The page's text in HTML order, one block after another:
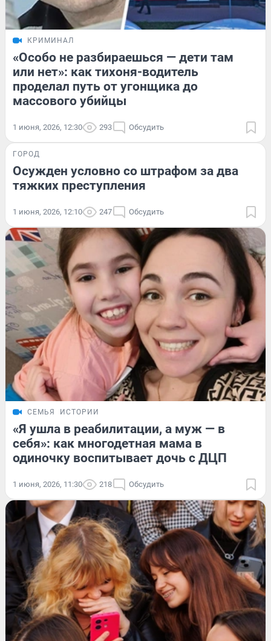
КРИМИНАЛ
«Особо не разбираешься — дети там
или нет»: как тихоня-водитель
проделал путь от угонщика до
массового убийцы
1 июня, 2026, 12:30 293 Обсудить
ГОРОД
Осужден условно со штрафом за два
тяжких преступления
1 июня, 2026, 12:10 247 Обсудить
СЕМЬЯ ИСТОРИИ
«Я ушла в реабилитации, а муж — в
себя»: как многодетная мама в
одиночку воспитывает дочь с ДЦП
1 июня, 2026, 11:30 218 Обсудить